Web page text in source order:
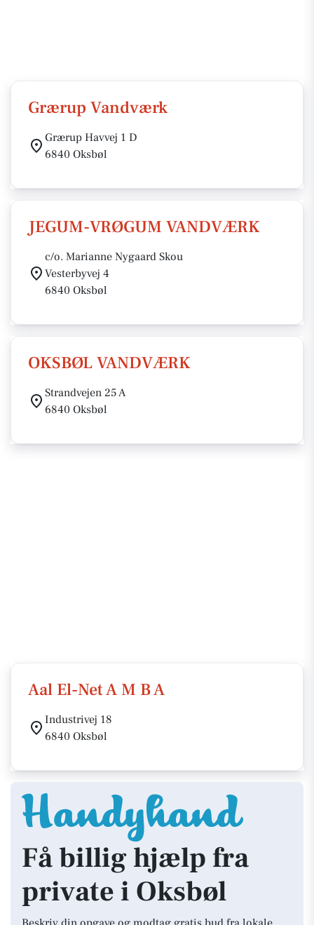
Grærup Vandværk
Grærup Havvej 1 D
6840 Oksbøl
JEGUM-VRØGUM VANDVÆRK
c/o. Marianne Nygaard Skou
Vesterbyvej 4
6840 Oksbøl
OKSBØL VANDVÆRK
Strandvejen 25 A
6840 Oksbøl
Aal El-Net A M B A
Industrivej 18
6840 Oksbøl
Få billig hjælp fra
private i Oksbøl